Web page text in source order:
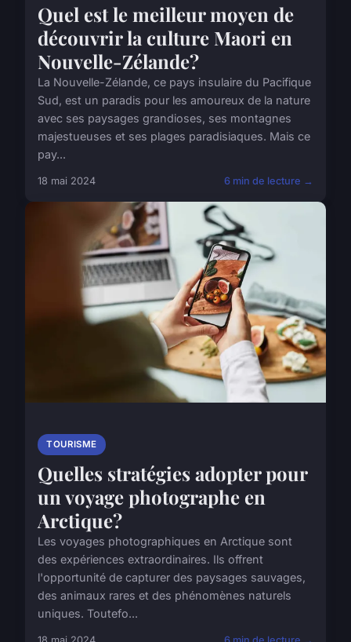
Quel est le meilleur moyen de
découvrir la culture Maori en
Nouvelle-Zélande?
La Nouvelle-Zélande, ce pays insulaire du Pacifique
Sud, est un paradis pour les amoureux de la nature
avec ses paysages grandioses, ses montagnes
majestueuses et ses plages paradisiaques. Mais ce
pay...
18 mai 2024 6 min de lecture →
TOURISME
Quelles stratégies adopter pour
un voyage photographe en
Arctique?
Les voyages photographiques en Arctique sont
des expériences extraordinaires. Ils offrent
l'opportunité de capturer des paysages sauvages,
des animaux rares et des phénomènes naturels
uniques. Toutefo...